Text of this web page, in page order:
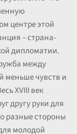
центре этой
– страна-
дипломатии.
между
меньше чувств и
XVIII век
другу руки для
разные стороны
молодой